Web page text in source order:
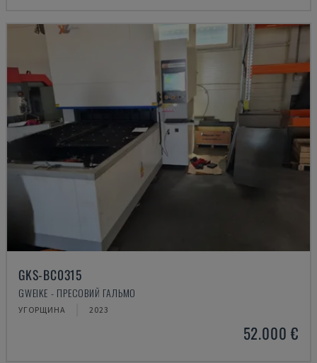
GKS-BC0315
GWEIKE - ПРЕСОВИЙ ГАЛЬМО
УГОРЩИНА 2023
52.000 €